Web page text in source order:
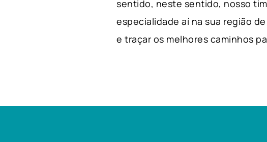
sentido, neste sentido, nosso
especialidade aí na sua região
e traçar os melhores caminhos